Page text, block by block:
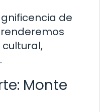
de
Monte